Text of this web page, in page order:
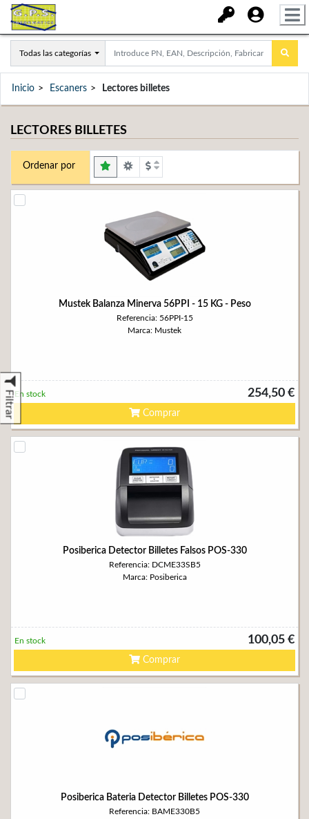
Todas las categorías
Inicio Escaners Lectores billetes
LECTORES BILLETES
Filtrar
Ordenar por
Mustek Balanza Minerva 56PPI - 15 KG - Peso
Referencia: 56PPI-15
Marca: Mustek
254,50 €
En stock
Comprar
Posiberica Detector Billetes Falsos POS-330
Referencia: DCME33SB5
Marca: Posiberica
100,05 €
En stock
Comprar
Posiberica Bateria Detector Billetes POS-330
Referencia: BAME330B5